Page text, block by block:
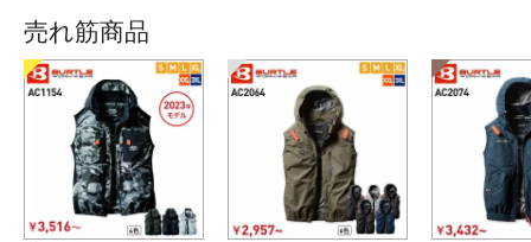
売れ筋商品